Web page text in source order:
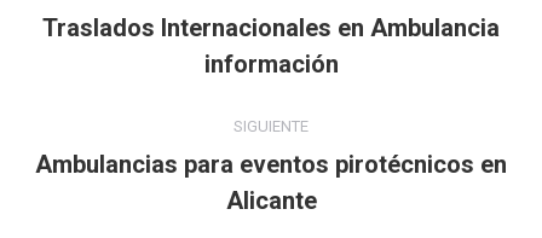
entre
Publicación
anterior:
Traslados Internacionales en Ambulancia
información
SIGUIENTE
Publicación
siguiente:
Ambulancias para eventos pirotécnicos en
Alicante